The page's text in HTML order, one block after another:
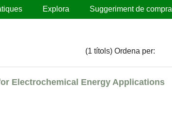
Explora Suggeriment de compra
(1 títols) Ordena per:
Electrochemical Energy Applications